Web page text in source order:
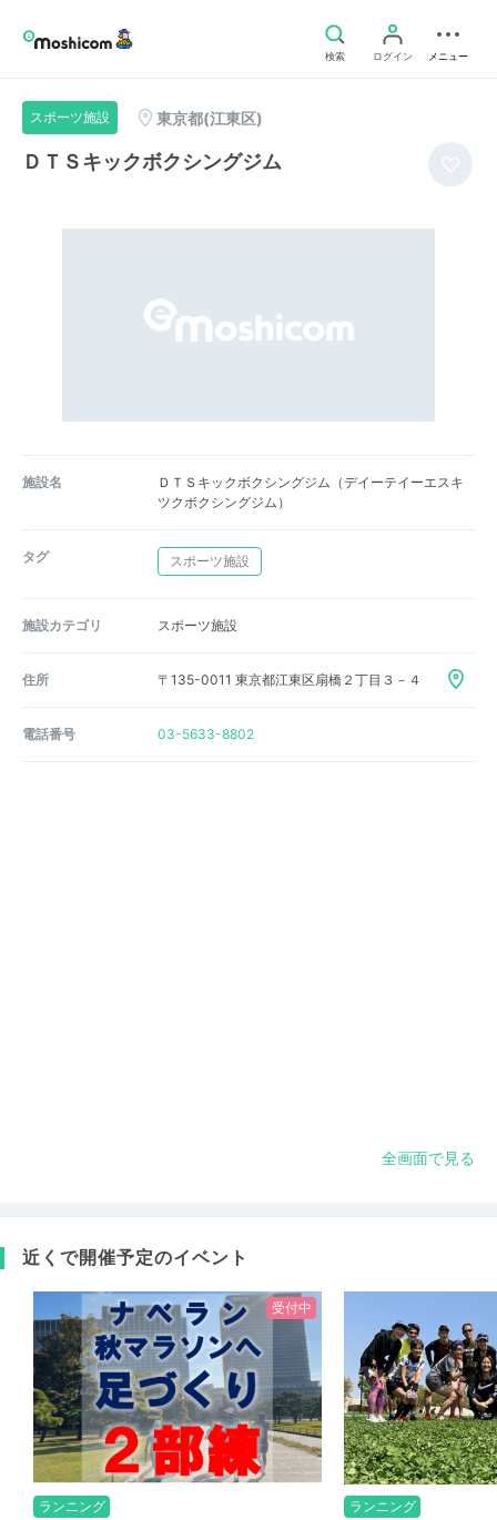
検索 ログイン メニュー
スポーツ施設 東京都(江東区)
ＤＴＳキックボクシングジム
施設名
ＤＴＳキックボクシングジム（デイーテイーエスキ
ツクボクシングジム）
タグ スポーツ施設
施設カテゴリ スポーツ施設
住所 〒135-0011 東京都江東区扇橋２丁目３－４
電話番号 03-5633-8802
全画面で見る
近くで開催予定のイベント
受付中
ランニング
ランニング